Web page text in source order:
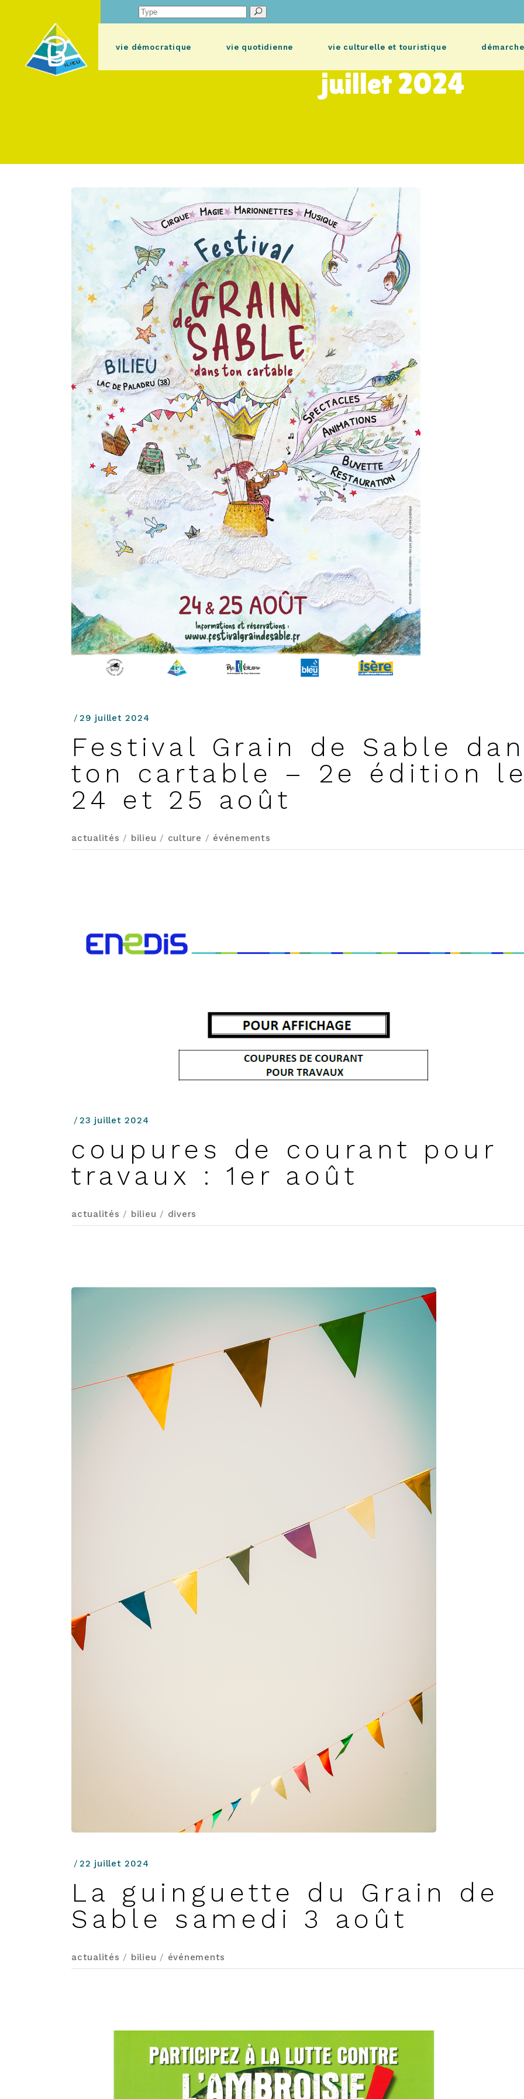
Search
for:
vie démocratique vie quotidienne vie culturelle et touristique
juillet 2024
29 juillet 2024
Festival Grain de Sable
ton cartable – 2e édition
24 et 25 août
actualités / bilieu / culture / événements
23 juillet 2024
coupures de courant pour
travaux : 1er août
actualités / bilieu / divers
22 juillet 2024
La guinguette du Grain de
Sable samedi 3 août
actualités / bilieu / événements